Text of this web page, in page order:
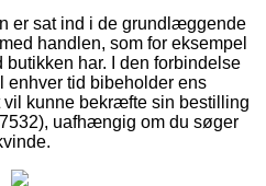
er sat ind i de grundlæggende
handlen, som for eksempel
har. I den forbindelse
enhver tid bibeholder ens
vil kunne bekræfte sin bestilling
uafhængig om du søger